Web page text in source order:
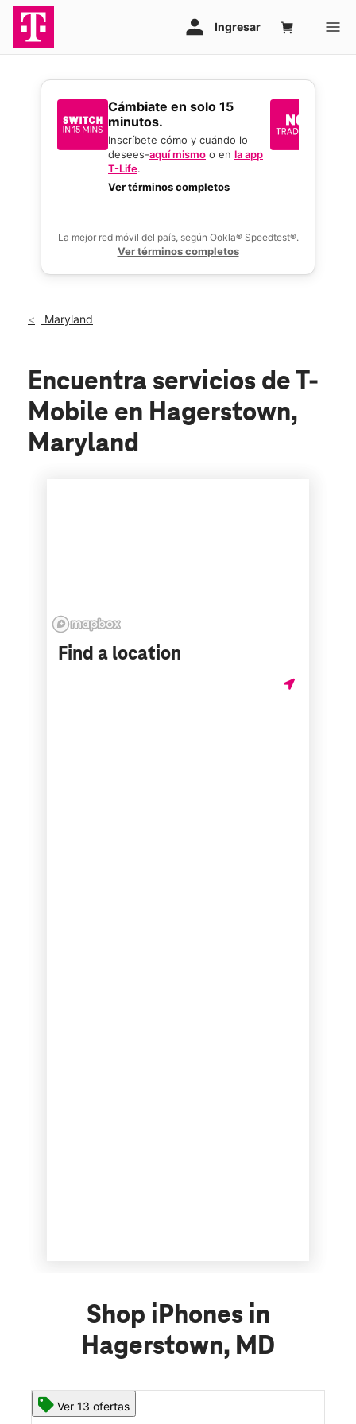
​​​​​​​Cámbiate en solo 15
minutos.
Inscríbete cómo y cuándo lo
desees-aquí mismo o en la app
T-Life.
Ver términos completos
La mejor red móvil del país, según Ookla® Speedtest®.
Ver términos completos
Maryland
Encuentra servicios de T-
Mobile en Hagerstown,
Maryland
Find a location
Shop iPhones in
Hagerstown, MD
Ver 13 ofertas